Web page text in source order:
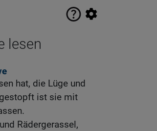
lesen
hat, die Lüge und
ist sie mit
Rädergerassel,